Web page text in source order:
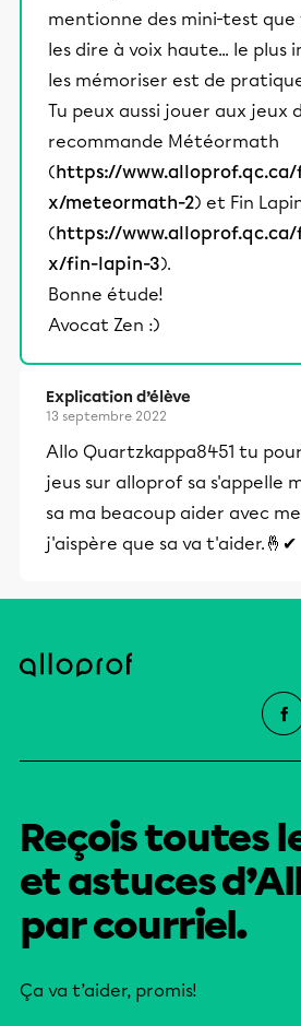
mentionne des mini-test
les dire à voix haute... le
les mémoriser est de
Tu peux aussi jouer aux jeux
recommande Météormath
(https://
x/meteormath-2) et Fin
(https://
x/fin-lapin-3).
Bonne étude!
Avocat Zen :)
Explication d’élève
13 septembre 2022
Allo Quartzkappa8451 tu
jeus sur alloprof sa s'appelle
sa ma beacoup aider avec
j'aispère que sa va t'aider.🤞✔
Reçois toutes
et astuces
par courriel.
Ça va t’aider, promis!